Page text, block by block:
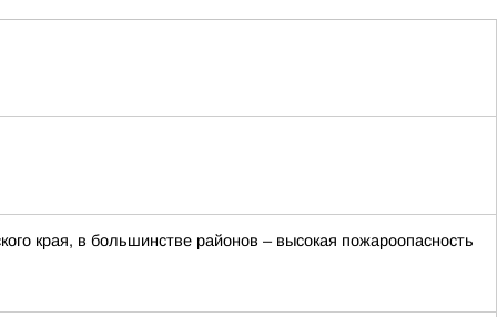
края, в большинстве районов – высокая пожароопасность